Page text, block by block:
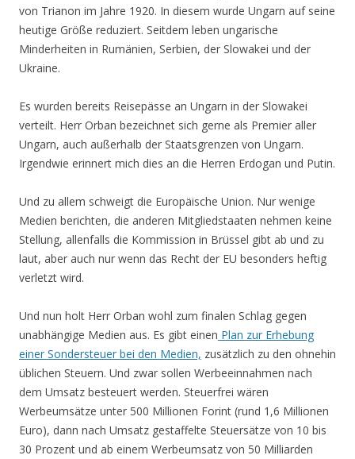
von Trianon im Jahre 1920. In diesem wurde Ungarn auf seine
heutige Größe reduziert. Seitdem leben ungarische
Minderheiten in Rumänien, Serbien, der Slowakei und der
Ukraine.
Es wurden bereits Reisepässe an Ungarn in der Slowakei
verteilt. Herr Orban bezeichnet sich gerne als Premier aller
Ungarn, auch außerhalb der Staatsgrenzen von Ungarn.
Irgendwie erinnert mich dies an die Herren Erdogan und Putin.
Und zu allem schweigt die Europäische Union. Nur wenige
Medien berichten, die anderen Mitgliedstaaten nehmen keine
Stellung, allenfalls die Kommission in Brüssel gibt ab und zu
laut, aber auch nur wenn das Recht der EU besonders heftig
verletzt wird.
Und nun holt Herr Orban wohl zum finalen Schlag gegen
unabhängige Medien aus. Es gibt einen Plan zur Erhebung
einer Sondersteuer bei den Medien, zusätzlich zu den ohnehin
üblichen Steuern. Und zwar sollen Werbeeinnahmen nach
dem Umsatz besteuert werden. Steuerfrei wären
Werbeumsätze unter 500 Millionen Forint (rund 1,6 Millionen
Euro), dann nach Umsatz gestaffelte Steuersätze von 10 bis
30 Prozent und ab einem Werbeumsatz von 50 Milliarden